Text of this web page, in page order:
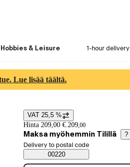
Hobbies & Leisure 1-hour delivery
Lue lisää täältä.
Price details
VAT 25,5 %
Hinta 209,00 €. 209,00
Maksa myöhemmin Tilillä ?
Saatavuustiedot
Select order method
Delivery to postal code
00220